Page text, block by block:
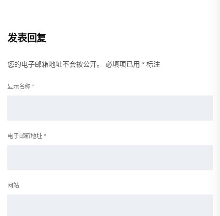
发表回复
您的电子邮箱地址不会被公开。 必填项已用 * 标注
显示名称 *
电子邮箱地址 *
网站